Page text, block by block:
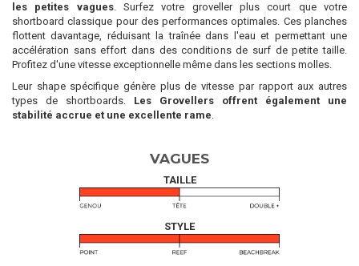
les petites vagues. Surfez votre groveller plus court que votre
shortboard classique pour des performances optimales. Ces planches
flottent davantage, réduisant la traînée dans l'eau et permettant une
accélération sans effort dans des conditions de surf de petite taille.
Profitez d'une vitesse exceptionnelle même dans les sections molles.
Leur shape spécifique génère plus de vitesse par rapport aux autres
types de shortboards. Les Grovellers offrent également une
stabilité accrue et une excellente rame.
VAGUES
TAILLE
STYLE